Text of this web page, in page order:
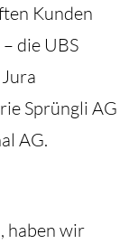
Kunden
die UBS
Sprüngli AG
AG.
haben wir